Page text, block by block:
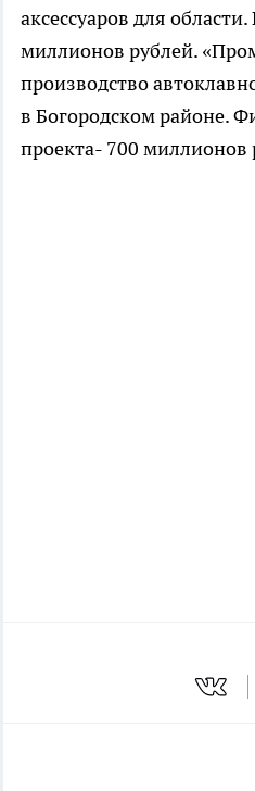
аксессуаров для
миллионов рублей.
производство
в Богородском районе.
проекта- 700 миллионов